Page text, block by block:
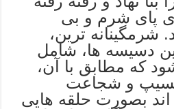
پای شرم و بی
شرمگینانه ترین،
این دسیسه ها، شامل
که مطابق با آن،
و شجاعت
اند بصورت حلقه هایی